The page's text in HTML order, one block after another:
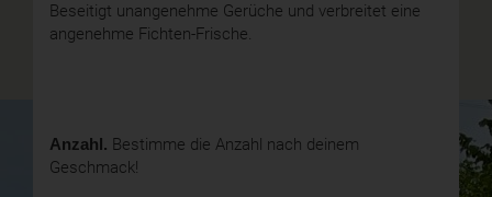
Beseitigt unangenehme Gerüche und verbreitet eine
angenehme Fichten-Frische.
Anzahl. Bestimme die Anzahl nach deinem
Geschmack!